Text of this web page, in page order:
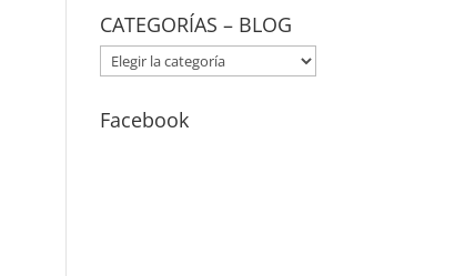
CATEGORÍAS – BLOG
CATEGORÍAS
–
BLOG
Facebook